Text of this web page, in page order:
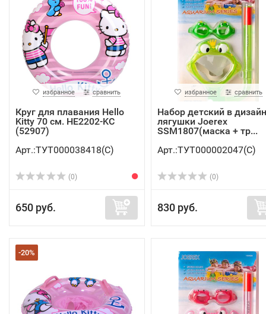
избранное сравнить
Круг для плавания Hello
Kitty 70 см. HE2202-KC
(52907)
Арт.:ТУТ000038418(C)
(0)
650 руб.
избранное сравнить
Набор детский в
лягушки Joerex
SSM1807(маска + тр...
Арт.:ТУТ000002047(C)
(0)
830 руб.
-20%